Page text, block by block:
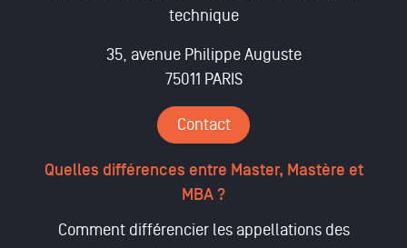
technique
35, avenue Philippe Auguste
75011 PARIS
Contact
Quelles différences entre Master, Mastère et
MBA ?
Comment différencier les appellations des